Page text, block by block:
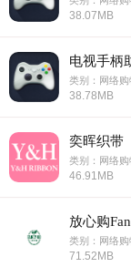
38.07MB
电视手柄
类别：网络购
38.78MB
奕晖织带
类别：网络购
46.91MB
放心购
类别：网络购
71.52MB